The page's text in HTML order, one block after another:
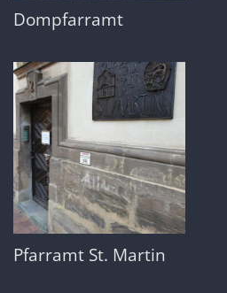
Dompfarramt
Pfarramt St. Martin